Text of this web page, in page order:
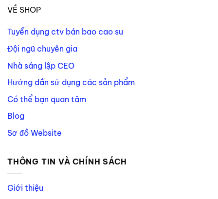
VỀ SHOP
Tuyển dụng ctv bán bao cao su
Đội ngũ chuyên gia
Nhà sáng lập CEO
Hướng dẫn sử dụng các sản phẩm
Có thể bạn quan tâm
Blog
Sơ đồ Website
THÔNG TIN VÀ CHÍNH SÁCH
Giới thiệu